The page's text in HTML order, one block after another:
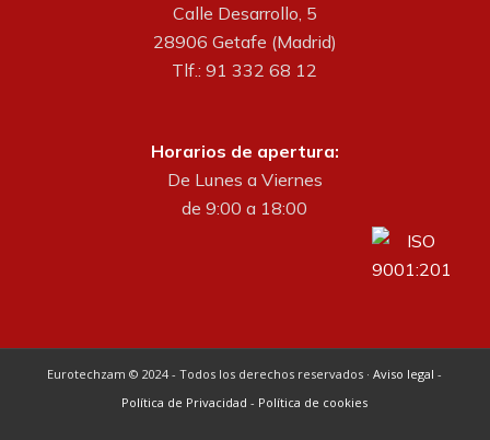
Calle Desarrollo, 5
28906 Getafe (Madrid)
Tlf.: 91 332 68 12
Horarios de apertura:
De Lunes a Viernes
de 9:00 a 18:00
Eurotechzam © 2024 - Todos los derechos reservados ·Aviso legal -
Política de Privacidad - Política de cookies